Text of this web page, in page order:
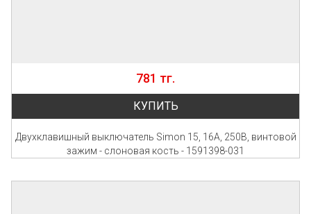
781 тг.
КУПИТЬ
Двухклавишный выключатель Simon 15, 16А, 250В, винтовой
зажим - слоновая кость - 1591398-031